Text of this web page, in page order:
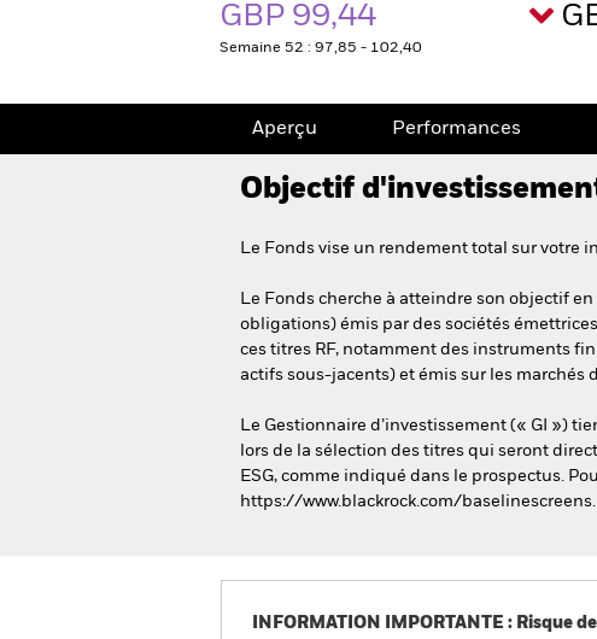
GBP 99,44
Semaine 52 : 97,85 - 102,40
Aperçu Performances
Objectif
Le Fonds vise un rendement total sur votre
Le Fonds cherche à atteindre son objectif
obligations) émis par des sociétés
ces titres RF, notamment des instruments
actifs sous-jacents) et émis sur les marchés
Le Gestionnaire d’investissement (« GI »)
lors de la sélection des titres qui seront
ESG, comme indiqué dans le prospectus.
https://www.blackrock.com/baselinescreens.
INFORMATION IMPORTANTE : Risque